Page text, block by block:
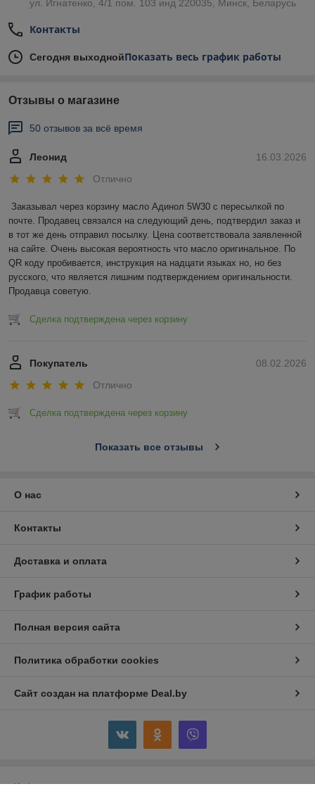
ул. Игнатенко, 4/1 пом. 103 инд 220035, Минск, Беларусь
Контакты
Сегодня выходнойПоказать весь график работы
Отзывы о магазине
50 отзывов за всё время
16.03.2026
Леонид
Отлично
Заказывал через корзину масло Адинол 5W30 с пересылкой по
почте. Продавец связался на следующий день, подтвердил заказ и
в тот же день отправил посылку. Цена соответствовала заявленной
на сайте. Очень высокая вероятность что масло оригинальное. По
QR коду пробивается, инструкция на надцати языках но, но без
русского, что является лишним подтверждением оригинальности.
Продавца советую.
Сделка подтверждена через корзину
08.02.2026
Покупатель
Отлично
Сделка подтверждена через корзину
Показать все отзывы
О нас
Контакты
Доставка и оплата
График работы
Полная версия сайта
Политика обработки cookies
Сайт создан на платформе Deal.by
Информация для покупателя